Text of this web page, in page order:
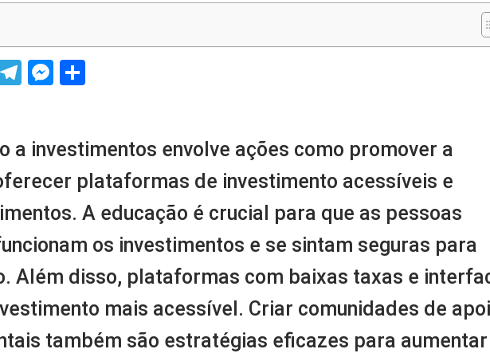
Telegram
Messenger
a investimentos envolve ações como promover a
plataformas de investimento acessíveis e
A educação é crucial para que as pessoas
os investimentos e se sintam seguras para
Além disso, plataformas com baixas taxas e
mais acessível. Criar comunidades de
também são estratégias eficazes para aumentar